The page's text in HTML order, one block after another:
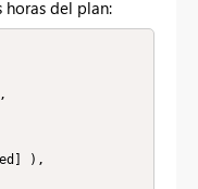
horas del plan: